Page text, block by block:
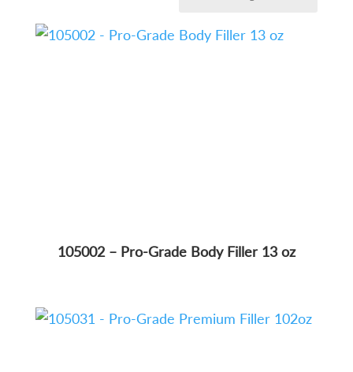
105002 – Pro-Grade Body Filler 13 oz